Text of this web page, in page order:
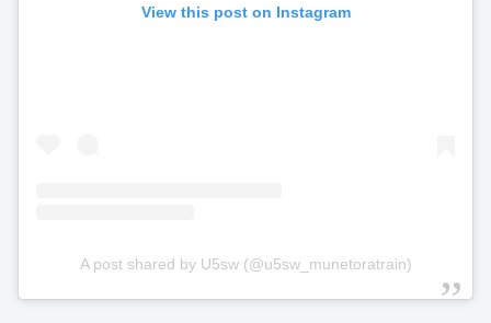
View this post on Instagram
A post shared by U5sw (@u5sw_munetoratrain)